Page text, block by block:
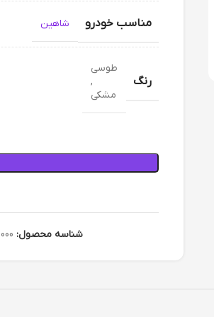
مناسب خودرو شاهین
رنگ
طوسی
,
مشکی
شناسه محصول: